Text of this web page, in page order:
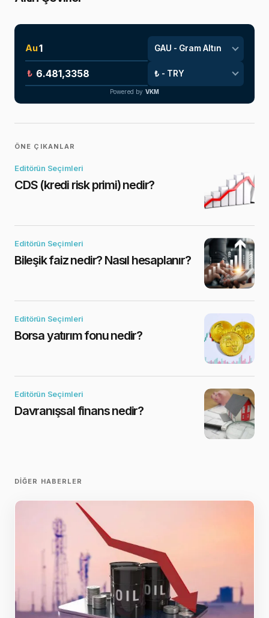
Au
₺
Powered by VKM
ÖNE ÇIKANLAR
Editörün Seçimleri
CDS (kredi risk primi) nedir?
Editörün Seçimleri
Bileşik faiz nedir? Nasıl hesaplanır?
Editörün Seçimleri
Borsa yatırım fonu nedir?
Editörün Seçimleri
Davranışsal finans nedir?
DIĞER HABERLER